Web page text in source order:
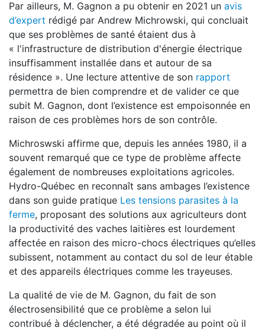
Par ailleurs, M. Gagnon a pu obtenir en 2021 un avis
d’expert rédigé par Andrew Michrowski, qui concluait
que ses problèmes de santé étaient dus à
« l'infrastructure de distribution d'énergie électrique
insuffisamment installée dans et autour de sa
résidence ». Une lecture attentive de son rapport
permettra de bien comprendre et de valider ce que
subit M. Gagnon, dont l’existence est empoisonnée en
raison de ces problèmes hors de son contrôle.
Michroswski affirme que, depuis les années 1980, il a
souvent remarqué que ce type de problème affecte
également de nombreuses exploitations agricoles.
Hydro-Québec en reconnaît sans ambages l’existence
dans son guide pratique Les tensions parasites à la
ferme, proposant des solutions aux agriculteurs dont
la productivité des vaches laitières est lourdement
affectée en raison des micro-chocs électriques qu’elles
subissent, notamment au contact du sol de leur étable
et des appareils électriques comme les trayeuses.
La qualité de vie de M. Gagnon, du fait de son
électrosensibilité que ce problème a selon lui
contribué à déclencher, a été dégradée au point où il